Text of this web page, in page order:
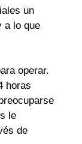
un
a lo que
operar.
horas
le
de